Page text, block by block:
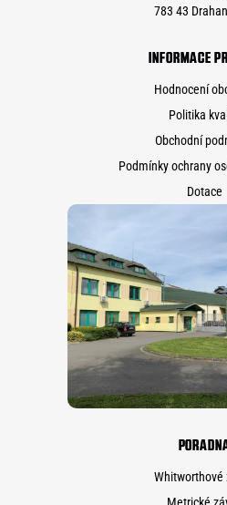
783 43
INFORMACE
Hodnocení
Politika
Obchodní
Podmínky ochrany
Dotace
Whitworthové
Metrické